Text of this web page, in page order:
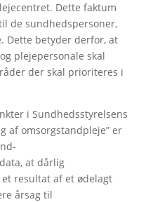
Dette faktum
de sundhedspersoner,
betyder derfor, at
plejepersonale skal
der skal prioriteres i
i Sundhedsstyrelsens
af omsorgstandpleje” er
at dårlig
resultat af et ødelagt
årsag til